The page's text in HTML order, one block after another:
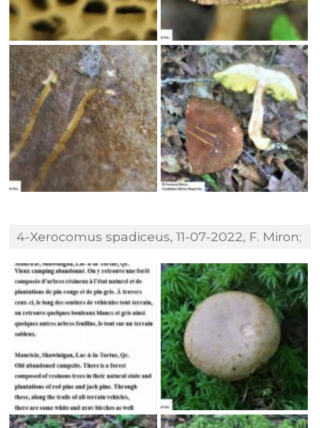
4-Xerocomus spadiceus, 11-07-2022, F. Miron;